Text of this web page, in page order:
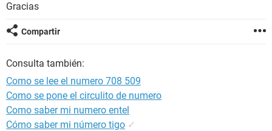
Gracias
Compartir
Consulta también:
Como se lee el numero 708 509
Como se pone el circulito de numero
Como saber mi numero entel
Cómo saber mi número tigo ✓